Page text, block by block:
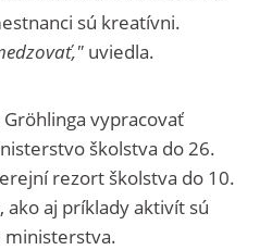
sú kreatívni.
uviedla.
vypracovať
školstva do 26.
rezort školstva do 10.
ako aj príklady aktivít sú
ministerstva.